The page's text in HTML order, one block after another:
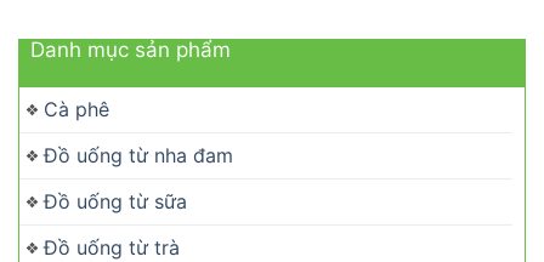
Danh mục sản phẩm
Cà phê
Đồ uống từ nha đam
Đồ uống từ sữa
Đồ uống từ trà